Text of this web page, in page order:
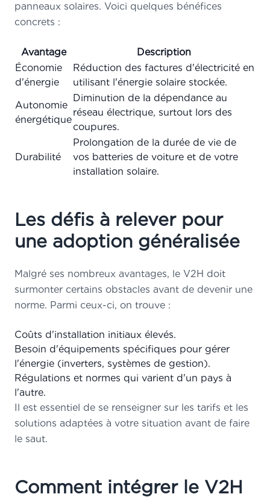
panneaux solaires. Voici quelques bénéfices
concrets :
Avantage
Description
Économie
d'énergie
Réduction des factures d'électricité en
utilisant l'énergie solaire stockée.
Autonomie
énergétique
Diminution de la dépendance au
réseau électrique, surtout lors des
coupures.
Durabilité
Prolongation de la durée de vie de
vos batteries de voiture et de votre
installation solaire.
Les défis à relever pour
une adoption généralisée
Malgré ses nombreux avantages, le V2H doit
surmonter certains obstacles avant de devenir une
norme. Parmi ceux-ci, on trouve :
Coûts d'installation initiaux élevés.
Besoin d'équipements spécifiques pour gérer
l'énergie (inverters, systèmes de gestion).
Régulations et normes qui varient d'un pays à
l'autre.
Il est essentiel de se renseigner sur les tarifs et les
solutions adaptées à votre situation avant de faire
le saut.
Comment intégrer le V2H